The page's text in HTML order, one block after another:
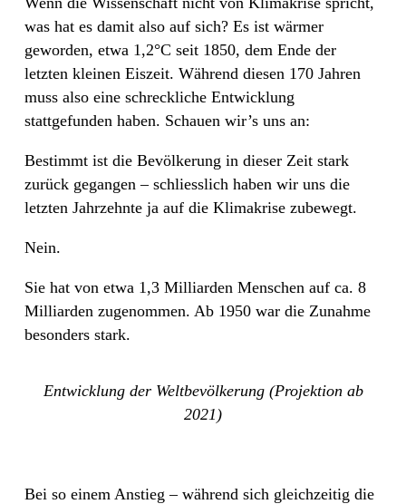
was hat es damit also auf sich? Es ist wärmer
geworden, etwa 1,2°C seit 1850, dem Ende der
letzten kleinen Eiszeit. Während diesen 170 Jahren
muss also eine schreckliche Entwicklung
stattgefunden haben. Schauen wir’s uns an:
Bestimmt ist die Bevölkerung in dieser Zeit stark
zurück gegangen – schliesslich haben wir uns die
letzten Jahrzehnte ja auf die Klimakrise zubewegt.
Nein.
Sie hat von etwa 1,3 Milliarden Menschen auf ca. 8
Milliarden zugenommen. Ab 1950 war die Zunahme
besonders stark.
Entwicklung der Weltbevölkerung (Projektion ab
2021)
Bei so einem Anstieg – während sich gleichzeitig die